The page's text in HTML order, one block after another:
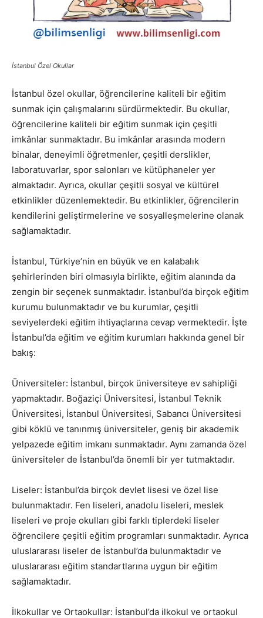
İstanbul Özel Okullar
İstanbul özel okullar, öğrencilerine kaliteli bir eğitim
sunmak için çalışmalarını sürdürmektedir. Bu okullar,
öğrencilerine kaliteli bir eğitim sunmak için çeşitli
imkânlar sunmaktadır. Bu imkânlar arasında modern
binalar, deneyimli öğretmenler, çeşitli derslikler,
laboratuvarlar, spor salonları ve kütüphaneler yer
almaktadır. Ayrıca, okullar çeşitli sosyal ve kültürel
etkinlikler düzenlemektedir. Bu etkinlikler, öğrencilerin
kendilerini geliştirmelerine ve sosyalleşmelerine olanak
sağlamaktadır.
İstanbul, Türkiye’nin en büyük ve en kalabalık
şehirlerinden biri olmasıyla birlikte, eğitim alanında da
zengin bir seçenek sunmaktadır. İstanbul’da birçok eğitim
kurumu bulunmaktadır ve bu kurumlar, çeşitli
seviyelerdeki eğitim ihtiyaçlarına cevap vermektedir. İşte
İstanbul’da eğitim ve eğitim kurumları hakkında genel bir
bakış:
Üniversiteler: İstanbul, birçok üniversiteye ev sahipliği
yapmaktadır. Boğaziçi Üniversitesi, İstanbul Teknik
Üniversitesi, İstanbul Üniversitesi, Sabancı Üniversitesi
gibi köklü ve tanınmış üniversiteler, geniş bir akademik
yelpazede eğitim imkanı sunmaktadır. Aynı zamanda özel
üniversiteler de İstanbul’da önemli bir yer tutmaktadır.
Liseler: İstanbul’da birçok devlet lisesi ve özel lise
bulunmaktadır. Fen liseleri, anadolu liseleri, meslek
liseleri ve proje okulları gibi farklı tiplerdeki liseler
öğrencilere çeşitli eğitim programları sunmaktadır. Ayrıca
uluslararası liseler de İstanbul’da bulunmaktadır ve
uluslararası eğitim standartlarına uygun bir eğitim
sağlamaktadır.
İlkokullar ve Ortaokullar: İstanbul’da ilkokul ve ortaokul